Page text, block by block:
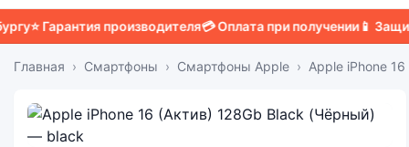
производителя💳 Оплата при получении📱 Защитный
Главная Смартфоны Смартфоны Apple Apple iPhone 16